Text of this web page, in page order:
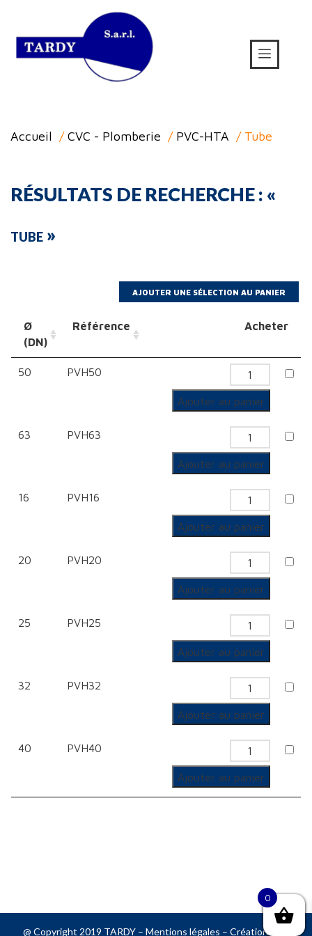
Accueil /CVC - Plomberie / PVC-HTA / Tube
RÉSULTATS DE RECHERCHE : «
TUBE »
Ø
(DN)
Référence Acheter
50 PVH50
quantité
de
Tube
Ajouter au panier
63 PVH63
quantité
de
Tube
Ajouter au panier
16 PVH16
quantité
de
Tube
Ajouter au panier
20 PVH20
quantité
de
Tube
Ajouter au panier
25 PVH25
quantité
de
Tube
Ajouter au panier
32 PVH32
quantité
de
Tube
Ajouter au panier
40 PVH40
quantité
de
Tube
Ajouter au panier
@ Copyright 2019 TARDY – Mentions légales – Création web
0